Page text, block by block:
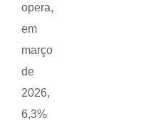
opera,
em
março
de
2026,
6,3%